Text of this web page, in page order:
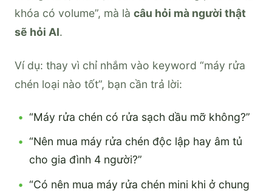
khóa có volume”, mà là câu hỏi mà người thật
sẽ hỏi AI.
Ví dụ: thay vì chỉ nhắm vào keyword “máy rửa
chén loại nào tốt”, bạn cần trả lời:
“Máy rửa chén có rửa sạch dầu mỡ không?”
“Nên mua máy rửa chén độc lập hay âm tủ
cho gia đình 4 người?”
“Có nên mua máy rửa chén mini khi ở chung